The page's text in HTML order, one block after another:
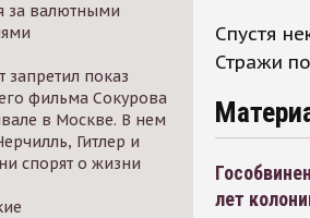
за валютными
запретил показ
фильма Сокурова
в Москве. В нем
Гитлер и
спорят о жизни
Спустя
Стражи
лет